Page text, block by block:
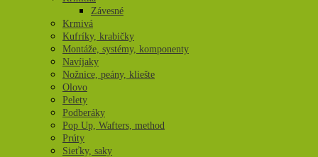
Závesné
Krmivá
Kufríky, krabičky
Montáže, systémy, komponenty
Navíjaky
Nožnice, peány, kliešte
Olovo
Pelety
Podberáky
Pop Up, Wafters, method
Prúty
Sieťky, saky